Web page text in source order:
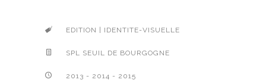
EDITION | IDENTITE-VISUELLE
SPL SEUIL DE BOURGOGNE
2013 - 2014 - 2015